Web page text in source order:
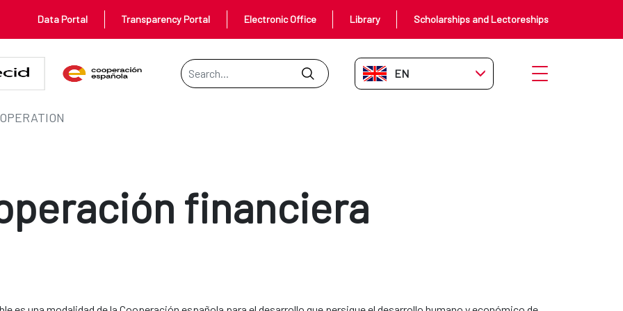
Data Portal Transparency Portal Electronic Office Library Scholarships and Lectoreships
Search Bar
EN-GB Open menu
financiera